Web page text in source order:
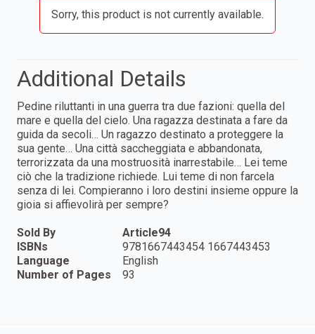
Sorry, this product is not currently available.
Additional Details
Pedine riluttanti in una guerra tra due fazioni: quella del
mare e quella del cielo. Una ragazza destinata a fare da
guida da secoli… Un ragazzo destinato a proteggere la
sua gente… Una città saccheggiata e abbandonata,
terrorizzata da una mostruosità inarrestabile… Lei teme
ciò che la tradizione richiede. Lui teme di non farcela
senza di lei. Compieranno i loro destini insieme oppure la
gioia si affievolirà per sempre?
Sold By
Article94
ISBNs
9781667443454 1667443453
Language
English
Number of Pages
93